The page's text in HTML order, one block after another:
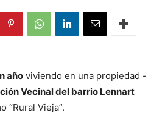
año viviendo en una propiedad -
Vecinal del barrio Lennart
“Rural Vieja”.